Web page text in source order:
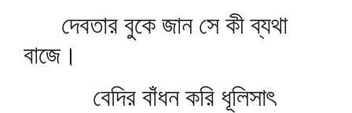
দেবতার বুকে জান সে কী ব্যথা
বাজে।
বেদির বাঁধন করি ধূলিসাৎ